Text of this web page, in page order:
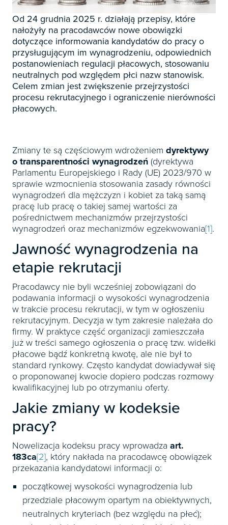
Szkolenia 
Księgowość
Kadry
Biznes / Zarządzanie
Sygnaliści 
Prawo Pracy i ZUS 
Czasopisma
E-wydania
Książki
Rachunkowość i finanse 
Czasopisma
E-wydania
Webinaria
Rachunkowość budżetowa 
E-booki
Webinaria
Podatki
Książki
E-booki
Webinaria
Czasopisma
E-wydania
Książki
E-booki
Webinaria
Samorząd i administracja 
Czasopisma
E-wydania
Książki
E-booki
Webinaria
INFORLEX 
Oprogramowanie 
Zarządzanie i HRM 
Czasopisma
E-wydania
Książki
E-booki
Webinaria
Prawo gospodarcze 
Czasopisma
E-wydania
Książki
E-booki
Webinaria
Prawo dla każdego 
Czasopisma
E-wydania
Książki
E-booki
Webinaria
Od 24 grudnia 2025 r. działają przepisy, które
nałożyły na pracodawców nowe obowiązki
dotyczące informowania kandydatów do pracy o
przysługującym im wynagrodzeniu, odpowiednich
postanowieniach regulacji płacowych, stosowaniu
neutralnych pod względem płci nazw stanowisk.
Celem zmian jest zwiększenie przejrzystości
procesu rekrutacyjnego i ograniczenie nierówności
płacowych.
Zmiany te są częściowym wdrożeniem dyrektywy
o transparentności wynagrodzeń (dyrektywa
Parlamentu Europejskiego i Rady (UE) 2023/970 w
sprawie wzmocnienia stosowania zasady równości
wynagrodzeń dla mężczyzn i kobiet za taką samą
pracę lub pracę o takiej samej wartości za
pośrednictwem mechanizmów przejrzystości
wynagrodzeń oraz mechanizmów egzekwowania[1].
Jawność wynagrodzenia na
etapie rekrutacji
Pracodawcy nie byli wcześniej zobowiązani do
podawania informacji o wysokości wynagrodzenia
w trakcie procesu rekrutacji, w tym w ogłoszeniu
rekrutacyjnym. Decyzja w tym zakresie należała do
firmy. W praktyce część organizacji zamieszczała
już w treści samego ogłoszenia o pracę tzw. widełki
płacowe bądź konkretną kwotę, ale nie był to
standard rynkowy. Często kandydat dowiadywał się
o proponowanej kwocie dopiero podczas rozmowy
kwalifikacyjnej lub po otrzymaniu oferty.
Jakie zmiany w kodeksie
pracy?
Nowelizacja kodeksu pracy wprowadza art.
183ca[2], który nakłada na pracodawcę obowiązek
przekazania kandydatowi informacji o:
początkowej wysokości wynagrodzenia lub
przedziale płacowym opartym na obiektywnych,
neutralnych kryteriach (bez względu na płeć);